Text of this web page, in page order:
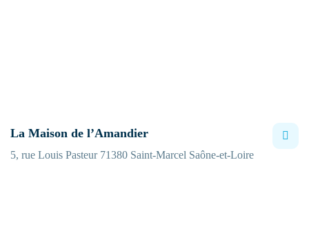
La Maison de l’Amandier
5, rue Louis Pasteur 71380 Saint-Marcel Saône-et-Loire